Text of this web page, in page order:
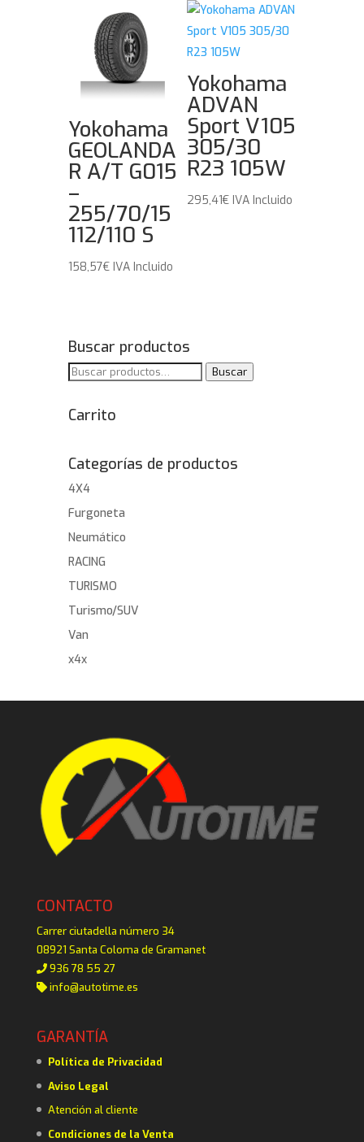
Yokohama
GEOLANDA
R A/T G015
–
255/70/15
112/110 S
158,57€ IVA Incluido
Yokohama
ADVAN
Sport V105
305/30
R23 105W
295,41€ IVA Incluido
Buscar productos
Buscar
Buscar
Carrito
Categorías de productos
4X4
Furgoneta
Neumático
RACING
TURISMO
Turismo/SUV
Van
x4x
CONTACTO
Carrer ciutadella número 34
08921 Santa Coloma de Gramanet
936 78 55 27
info@autotime.es
GARANTÍA
Política de Privacidad
Aviso Legal
Atención al cliente
Condiciones de la Venta